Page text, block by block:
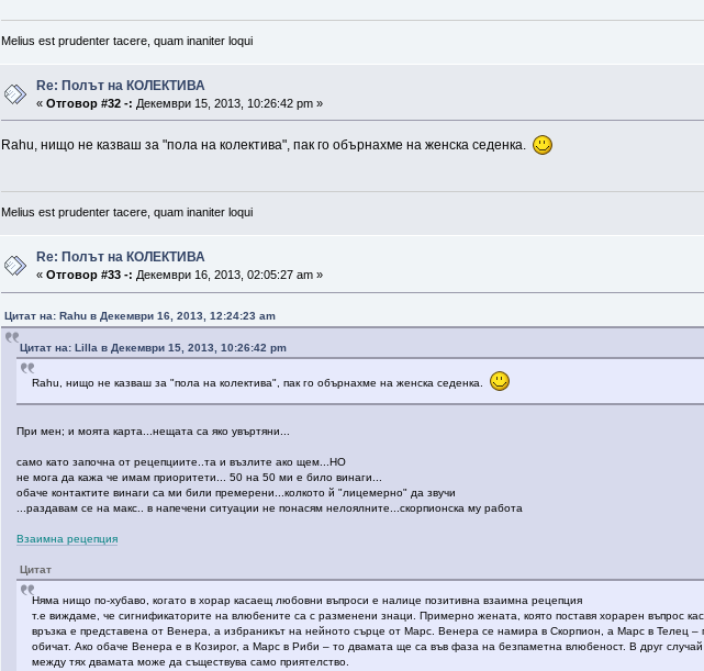
Melius est prudenter tacere, quam inaniter loqui
Re: Полът на КОЛЕКТИВА
«Отговор #32 -: Декември 15, 2013, 10:26:42 pm »
Rahu, нищо не казваш за "пола на колектива", пак го обърнахме на женска седенка.
Melius est prudenter tacere, quam inaniter loqui
Re: Полът на КОЛЕКТИВА
«Отговор #33 -: Декември 16, 2013, 02:05:27 am »
Цитат на: Rahu в Декември 16, 2013, 12:24:23 am
Цитат на: Lilla в Декември 15, 2013, 10:26:42 pm
Rahu, нищо не казваш за "пола на колектива", пак го обърнахме на женска седенка.
При мен; и моята карта...нещата са яко увъртяни...
само като започна от рецепциите..та и възлите ако щем...НО
не мога да кажа че имам приоритети... 50 на 50 ми е било винаги...
обаче контактите винаги са ми били премерени...колкото й "лицемерно" да звучи
...раздавам се на макс.. в напечени ситуации не понасям нелоялните...скорпионска му работа
Взаимна рецепция
Цитат
Няма нищо по-хубаво, когато в хорар касаещ любовни въпроси е налице позитивна взаимна рецепция
т.е виждаме, че сигнификаторите на влюбените са с разменени знаци. Примерно жената, която поставя хорарен въпрос
връзка е представена от Венера, а избраникът на нейното сърце от Марс. Венера се намира в Скорпион, а Марс в Телец –
обичат. Ако обаче Венера е в Козирог, а Марс в Риби – то двамата ще са във фаза на безпаметна влюбеност. В друг
между тях двамата може да съществува само приятелство.